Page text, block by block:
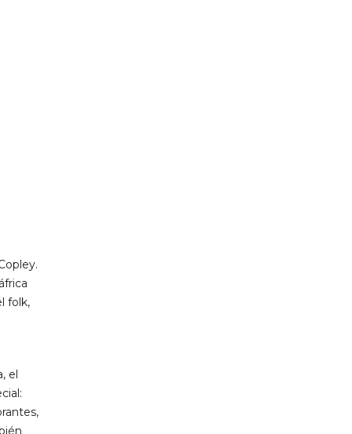
folk,
el